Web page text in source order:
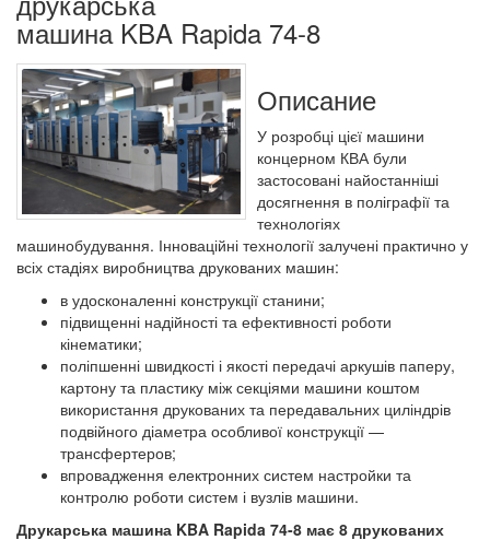
машина KBA Rapida 74-8
Описание
У розробці цієї машини
концерном КВА були
застосовані найостанніші
досягнення в поліграфії та
технологіях
машинобудування. Інноваційні технології залучені практично у
всіх стадіях виробництва друкованих машин:
в удосконаленні конструкції станини;
підвищенні надійності та ефективності роботи
кінематики;
поліпшенні швидкості і якості передачі аркушів паперу,
картону та пластику між секціями машини коштом
використання друкованих та передавальних циліндрів
подвійного діаметра особливої ​​конструкції —
трансфертеров;
впровадження електронних систем настройки та
контролю роботи систем і вузлів машини.
Друкарська машина KBA Rapida 74-8 має 8 друкованих